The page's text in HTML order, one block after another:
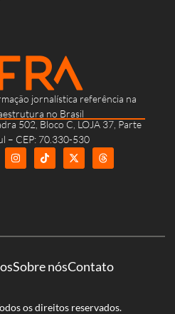
jornalística referência na
no Brasil
502, Bloco C, LOJA 37, Parte
– CEP: 70.330-530
Sobre nósContato
os direitos reservados.